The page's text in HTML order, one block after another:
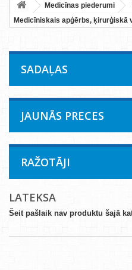
Medicīnas piederumi
Medicīniskais apģērbs, ķirurģiskā
SADAĻAS
JAUNĀS PRECES
RAŽOTĀJI
LATEKSA
Šeit pašlaik nav produktu šajā